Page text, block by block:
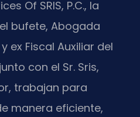
Of SRIS, P.C., la
bufete, Abogada
ex Fiscal Auxiliar del
con el Sr. Sris,
trabajan para
manera eficiente,